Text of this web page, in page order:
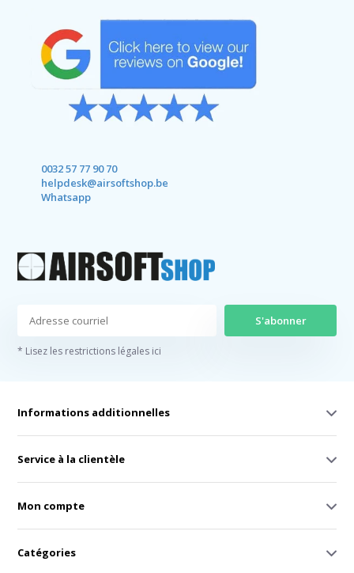
0032 57 77 90 70
helpdesk@airsoftshop.be
Whatsapp
S'abonner
* Lisez les restrictions légales ici
Informations additionnelles
Service à la clientèle
Mon compte
Catégories